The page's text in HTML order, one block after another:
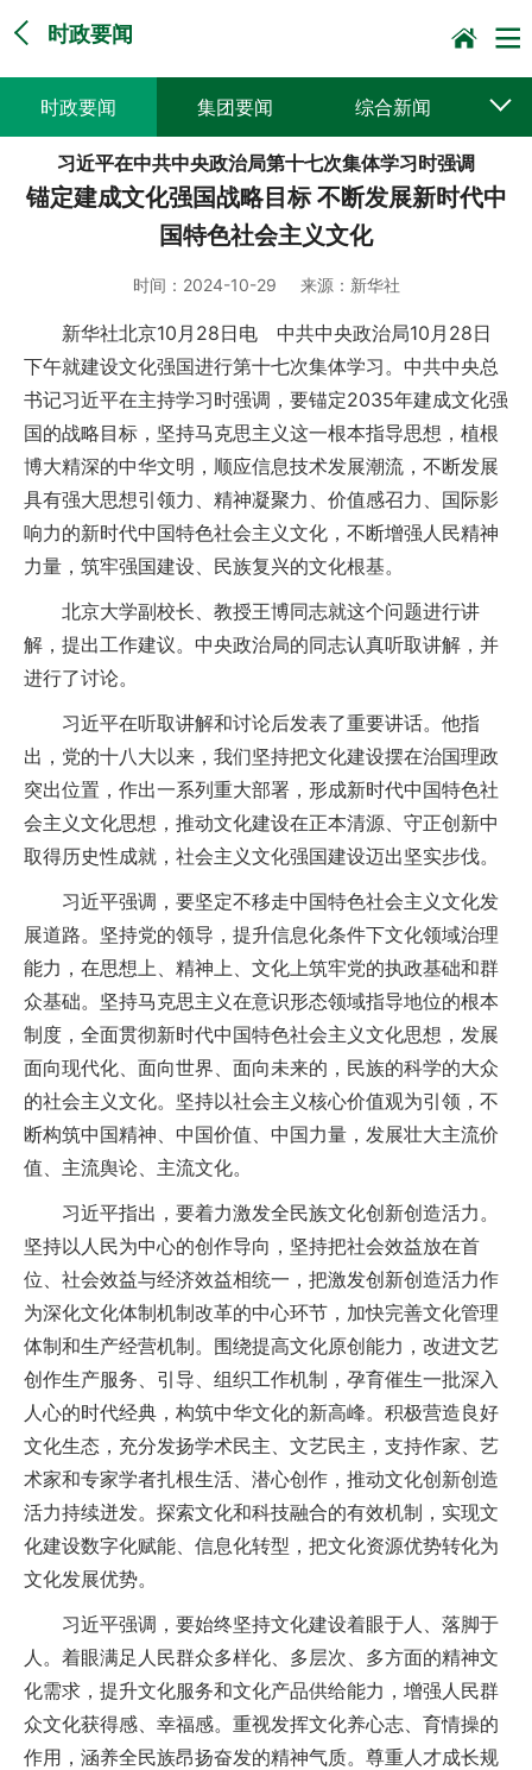
时政要闻
时政要闻 集团要闻 综合新闻
媒体聚焦 党建动态 普遍服务
企业文化 一线风采
习近平在中共中央政治局第十七次集体学习时强调
锚定建成文化强国战略目标 不断发展新时代中
国特色社会主义文化
时间： 2024-10-29 来源： 新华社
新华社北京10月28日电 中共中央政治局10月28日
下午就建设文化强国进行第十七次集体学习。中共中央总
书记习近平在主持学习时强调，要锚定2035年建成文化强
国的战略目标，坚持马克思主义这一根本指导思想，植根
博大精深的中华文明，顺应信息技术发展潮流，不断发展
具有强大思想引领力、精神凝聚力、价值感召力、国际影
响力的新时代中国特色社会主义文化，不断增强人民精神
力量，筑牢强国建设、民族复兴的文化根基。
北京大学副校长、教授王博同志就这个问题进行讲
解，提出工作建议。中央政治局的同志认真听取讲解，并
进行了讨论。
习近平在听取讲解和讨论后发表了重要讲话。他指
出，党的十八大以来，我们坚持把文化建设摆在治国理政
突出位置，作出一系列重大部署，形成新时代中国特色社
会主义文化思想，推动文化建设在正本清源、守正创新中
取得历史性成就，社会主义文化强国建设迈出坚实步伐。
习近平强调，要坚定不移走中国特色社会主义文化发
展道路。坚持党的领导，提升信息化条件下文化领域治理
能力，在思想上、精神上、文化上筑牢党的执政基础和群
众基础。坚持马克思主义在意识形态领域指导地位的根本
制度，全面贯彻新时代中国特色社会主义文化思想，发展
面向现代化、面向世界、面向未来的，民族的科学的大众
的社会主义文化。坚持以社会主义核心价值观为引领，不
断构筑中国精神、中国价值、中国力量，发展壮大主流价
值、主流舆论、主流文化。
习近平指出，要着力激发全民族文化创新创造活力。
坚持以人民为中心的创作导向，坚持把社会效益放在首
位、社会效益与经济效益相统一，把激发创新创造活力作
为深化文化体制机制改革的中心环节，加快完善文化管理
体制和生产经营机制。围绕提高文化原创能力，改进文艺
创作生产服务、引导、组织工作机制，孕育催生一批深入
人心的时代经典，构筑中华文化的新高峰。积极营造良好
文化生态，充分发扬学术民主、文艺民主，支持作家、艺
术家和专家学者扎根生活、潜心创作，推动文化创新创造
活力持续迸发。探索文化和科技融合的有效机制，实现文
化建设数字化赋能、信息化转型，把文化资源优势转化为
文化发展优势。
习近平强调，要始终坚持文化建设着眼于人、落脚于
人。着眼满足人民群众多样化、多层次、多方面的精神文
化需求，提升文化服务和文化产品供给能力，增强人民群
众文化获得感、幸福感。重视发挥文化养心志、育情操的
作用，涵养全民族昂扬奋发的精神气质。尊重人才成长规